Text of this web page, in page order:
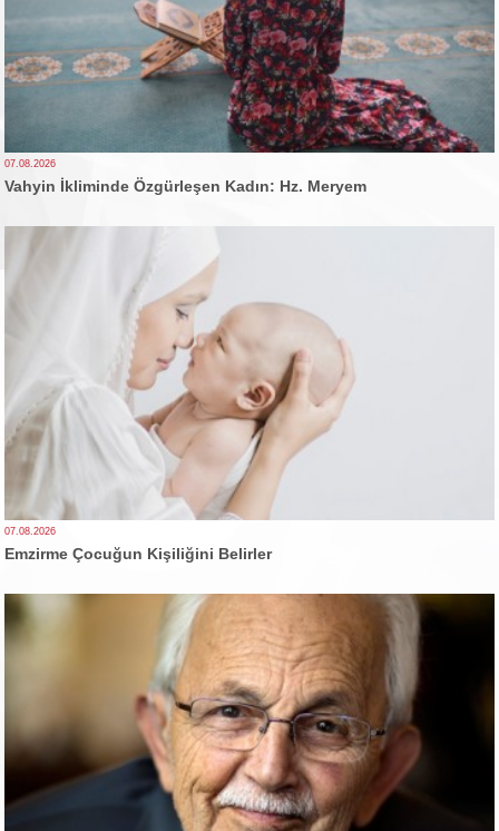
07.08.2026
Vahyin İkliminde Özgürleşen Kadın: Hz. Meryem
07.08.2026
Emzirme Çocuğun Kişiliğini Belirler